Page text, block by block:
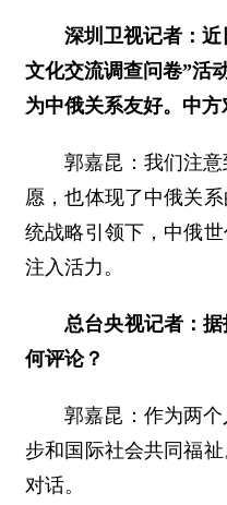
深圳卫视记者：
文化交流调查问卷”活
为中俄关系友好。中方
郭嘉昆：我们注
愿，也体现了中俄关
统战略引领下，中俄
注入活力。
总台央视记者：
何评论？
郭嘉昆：作为两
步和国际社会共同福
对话。